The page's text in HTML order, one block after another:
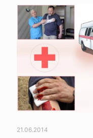
21.06.2014